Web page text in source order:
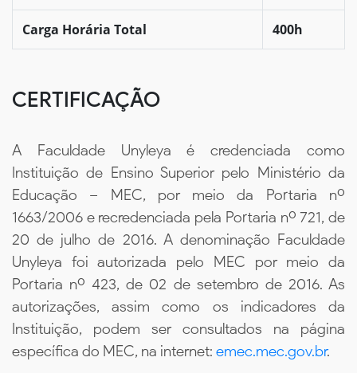
Carga Horária Total 400h
CERTIFICAÇÃO
A Faculdade Unyleya é credenciada como
Instituição de Ensino Superior pelo Ministério da
Educação – MEC, por meio da Portaria nº
1663/2006 e recredenciada pela Portaria nº 721, de
20 de julho de 2016. A denominação Faculdade
Unyleya foi autorizada pelo MEC por meio da
Portaria nº 423, de 02 de setembro de 2016. As
autorizações, assim como os indicadores da
Instituição, podem ser consultados na página
específica do MEC, na internet: emec.mec.gov.br.